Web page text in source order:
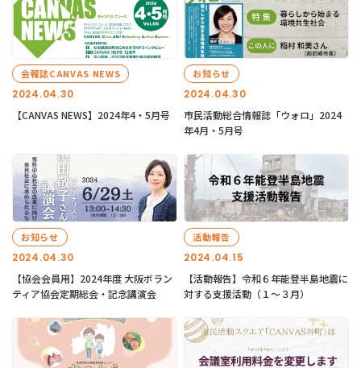
2024.04.30
会報誌CANVAS NEWS
【CANVAS NEWS】2024年4・5月号
2024.04.30
お知らせ
市民活動総合情報誌「ウォロ」2024
年4月・5月号
2024.04.30
お知らせ
【協会会員用】2024年度 大阪ボラン
ティア協会定期総会・記念講演会
2024.04.15
活動報告
【活動報告】令和６年能登半島地震に
対する支援活動（１〜３月）